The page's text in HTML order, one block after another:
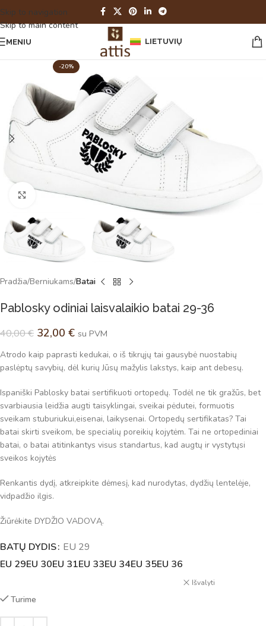
Skip to navigation
Skip to main content
MENIU LIETUVIŲ
-20%
Spustelėkite norėdami padidinti
Pradžia Berniukams Batai
Pablosky odiniai laisvalaikio batai 29-36
40,00€ 32,00 € su PVM
Atrodo kaip paprasti kedukai, o iš tikrųjų tai gausybė nuostabių
paslėptų savybių, dėl kurių Jūsų mažylis lakstys, kaip ant debesų.
Ispaniški Pablosky batai sertifikuoti ortopedų. Todėl ne tik gražūs, bet
svarbiausia leidžia augti taisyklingai, sveikai pėdutei, formuotis
sveikam stuburiukui,eisenai, laikysenai. Ortopedų sertifikatas? Tai
batai skirti sveikom, be specialių poreikių kojytėm. Tai ne ortopediniai
batai, o batai atitinkantys visus standartus, kad augtų ir vystytųsi
sveikos kojytės
Renkantis dydį, atkreipkite dėmesį, kad nurodytas, dydžių lentelėje,
vidpadžio ilgis.
Žiūrėkite DYDŽIO VADOVĄ.
BATŲ DYDIS EU 29
EU 29EU 30EU 31EU 33EU 34EU 35EU 36
Išvalyti
Turime
Alternative: